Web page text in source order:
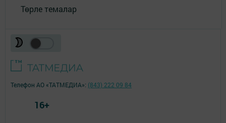
Төрле темалар
Телефон АО «ТАТМЕДИА»: (843) 222 09 84
16+